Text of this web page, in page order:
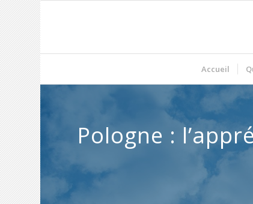
Accueil
Pologne :